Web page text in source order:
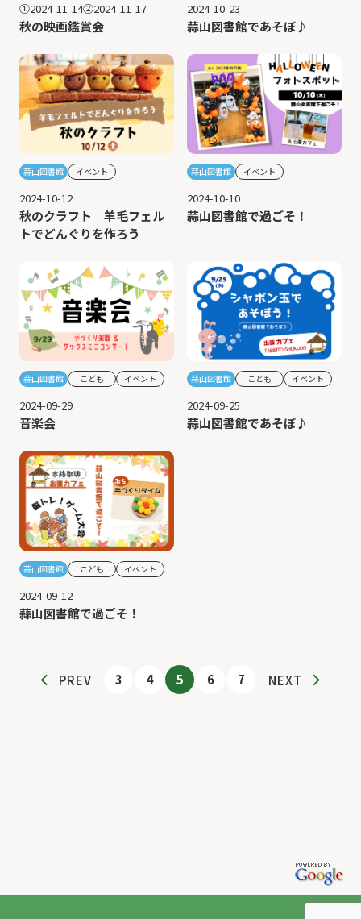
①2024-11-14②2024-11-17
秋の映画鑑賞会
2024-10-23
蒜山図書館であそぼ♪
蒜山図書館 イベント
2024-10-12
秋のクラフト 羊毛フェル
トでどんぐりを作ろう
蒜山図書館 イベント
2024-10-10
蒜山図書館で過ごそ！
蒜山図書館 こども イベント
2024-09-29
音楽会
蒜山図書館 こども イベント
2024-09-25
蒜山図書館であそぼ♪
蒜山図書館 こども イベント
2024-09-12
蒜山図書館で過ごそ！
PREV 3 4 5 6 7 NEXT